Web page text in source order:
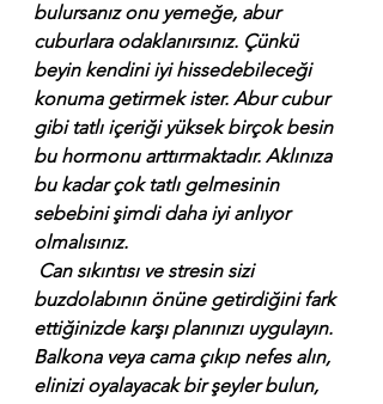
bulursanız onu yemeğe, abur
cuburlara odaklanırsınız. Çünkü
beyin kendini iyi hissedebileceği
konuma getirmek ister. Abur cubur
gibi tatlı içeriği yüksek birçok besin
bu hormonu arttırmaktadır. Aklınıza
bu kadar çok tatlı gelmesinin
sebebini şimdi daha iyi anlıyor
olmalısınız.
buzdolabının önüne getirdiğini fark
ettiğinizde karşı planınızı uygulayın.
Balkona veya cama çıkıp nefes alın,
elinizi oyalayacak bir şeyler bulun,